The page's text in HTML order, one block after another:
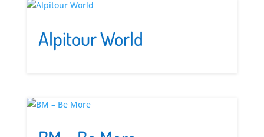
Alpitour World